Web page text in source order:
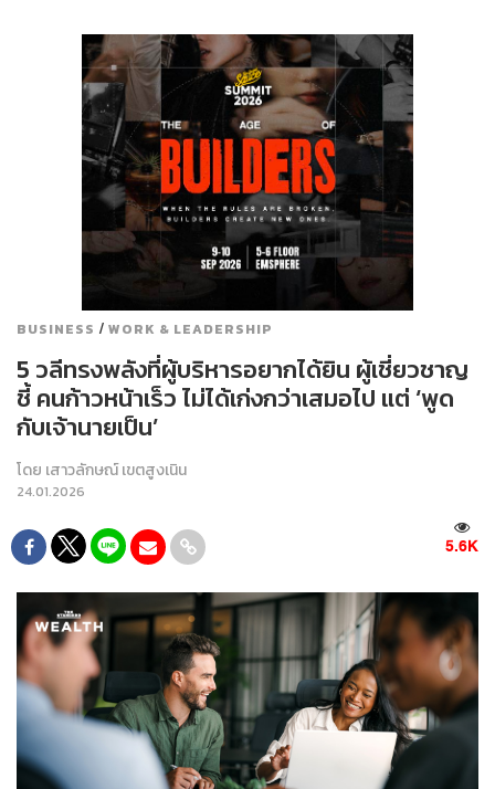
BUSINESS / WORK & LEADERSHIP
5 วลีทรงพลังที่ผู้บริหารอยากได้ยิน ผู้เชี่ยวชาญ
ชี้ คนก้าวหน้าเร็ว ไม่ได้เก่งกว่าเสมอไป แต่ ‘พูด
กับเจ้านายเป็น’
โดย เสาวลักษณ์ เขตสูงเนิน
24.01.2026
5.6K